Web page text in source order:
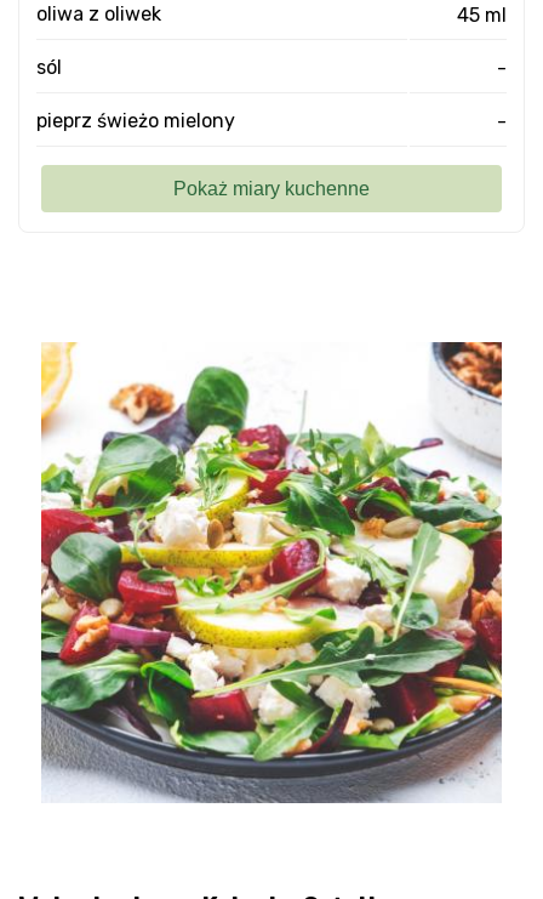
oliwa z oliwek 45 ml
sól -
pieprz świeżo mielony -